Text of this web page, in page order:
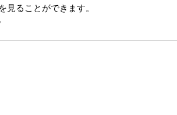
見ることができます。